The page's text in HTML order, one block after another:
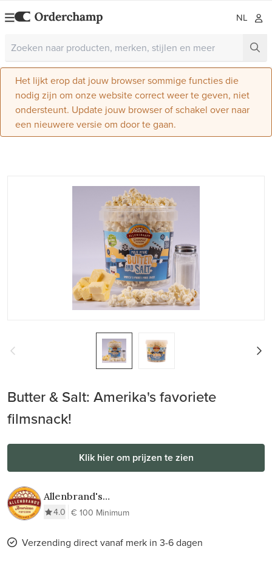
NL
Het lijkt erop dat jouw browser sommige functies die
nodig zijn om onze website correct weer te geven, niet
ondersteunt. Update jouw browser of schakel over naar
een nieuwere versie om door te gaan.
Butter & Salt: Amerika's favoriete
filmsnack!
Klik hier om prijzen te zien
Allenbrand's
Gourmet Popcorn
4.0 € 100 Minimum
Verzending direct vanaf merk in 3-6 dagen